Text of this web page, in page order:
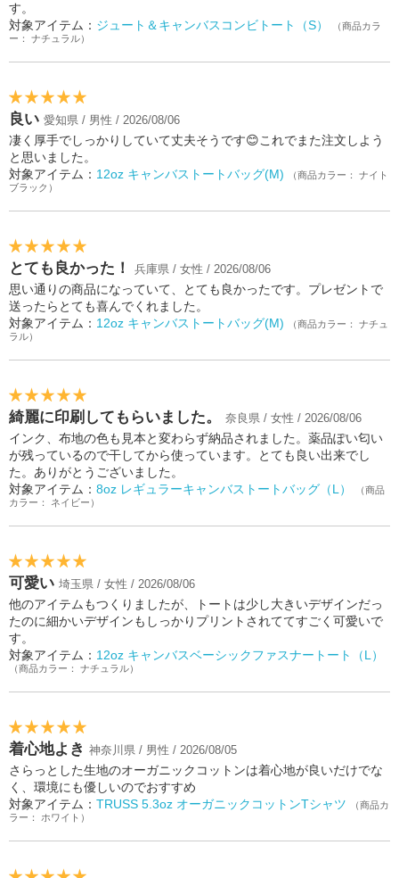
す。
対象アイテム： ジュート＆キャンバスコンビトート（S）
（商品カラ
ー： ナチュラル）
良い 愛知県 / 男性 / 2026/08/06
凄く厚手でしっかりしていて丈夫そうです😊これでまた注文しよう
と思いました。
対象アイテム： 12oz キャンバストートバッグ(M)
（商品カラー： ナイト
ブラック）
とても良かった！ 兵庫県 / 女性 / 2026/08/06
思い通りの商品になっていて、とても良かったです。プレゼントで
送ったらとても喜んでくれました。
対象アイテム： 12oz キャンバストートバッグ(M)
（商品カラー： ナチュ
ラル）
綺麗に印刷してもらいました。 奈良県 / 女性 / 2026/08/06
インク、布地の色も見本と変わらず納品されました。薬品ぽい匂い
が残っているので干してから使っています。とても良い出来でし
た。ありがとうございました。
対象アイテム： 8oz レギュラーキャンバストートバッグ（L）
（商品
カラー： ネイビー）
可愛い 埼玉県 / 女性 / 2026/08/06
他のアイテムもつくりましたが、トートは少し大きいデザインだっ
たのに細かいデザインもしっかりプリントされててすごく可愛いで
す。
対象アイテム： 12oz キャンバスベーシックファスナートート（L）
（商品カラー： ナチュラル）
着心地よき 神奈川県 / 男性 / 2026/08/05
さらっとした生地のオーガニックコットンは着心地が良いだけでな
く、環境にも優しいのでおすすめ
対象アイテム： TRUSS 5.3oz オーガニックコットンTシャツ
（商品カ
ラー： ホワイト）